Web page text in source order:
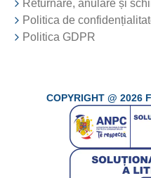
Returnare, anulare și
Politica de
Politica GDPR
COPYRIGHT @ 2026